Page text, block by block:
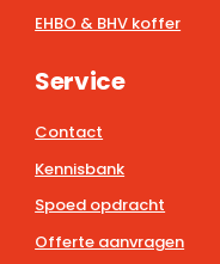
EHBO & BHV koffer
Service
Contact
Kennisbank
Spoed opdracht
Offerte aanvragen